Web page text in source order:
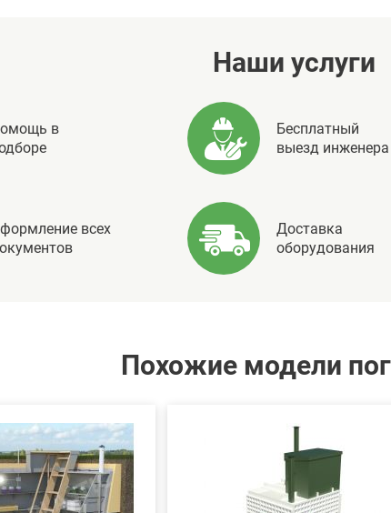
Наши услуги
в
Бесплатный
выезд инженера
всех
Доставка
оборудования
Похожие модели